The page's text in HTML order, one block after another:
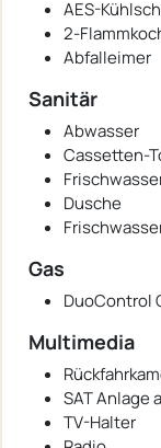
AES-
2-
Abfalleimer
Sanitär
Abwasser
Cassetten-
Dusche
Gas
DuoControl
Multimedia
SAT Anlage
TV-Halter